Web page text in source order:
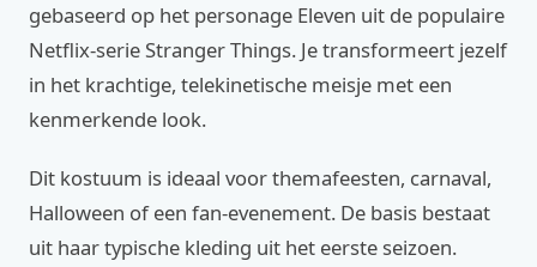
gebaseerd op het personage Eleven uit de populaire
Netflix-serie Stranger Things. Je transformeert jezelf
in het krachtige, telekinetische meisje met een
kenmerkende look.
Dit kostuum is ideaal voor themafeesten, carnaval,
Halloween of een fan-evenement. De basis bestaat
uit haar typische kleding uit het eerste seizoen.